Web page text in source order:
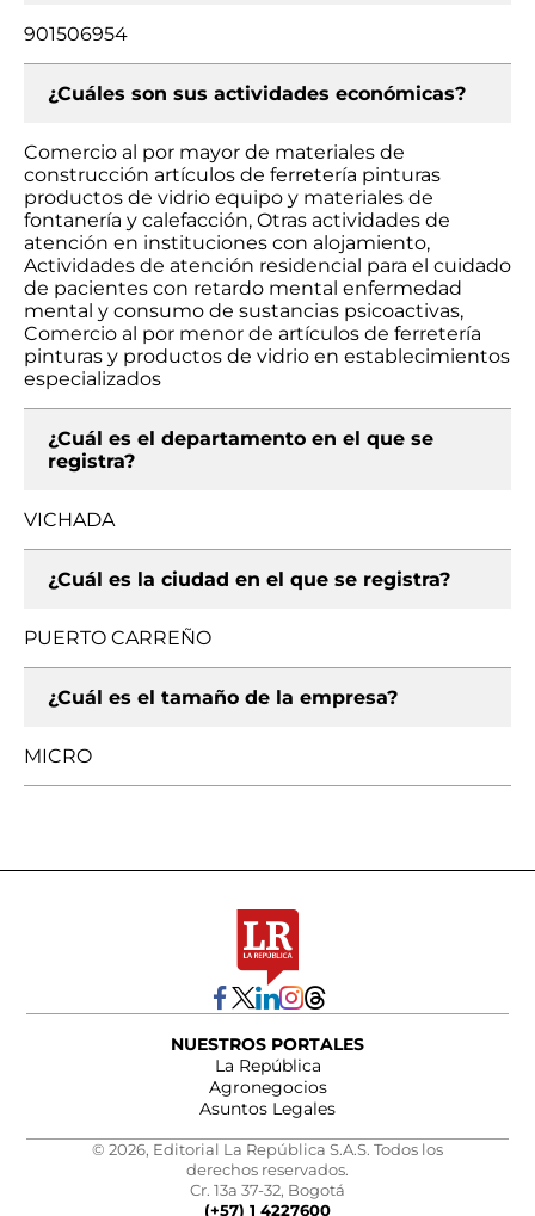
901506954
¿Cuáles son sus actividades económicas?
Comercio al por mayor de materiales de
construcción artículos de ferretería pinturas
productos de vidrio equipo y materiales de
fontanería y calefacción, Otras actividades de
atención en instituciones con alojamiento,
Actividades de atención residencial para el cuidado
de pacientes con retardo mental enfermedad
mental y consumo de sustancias psicoactivas,
Comercio al por menor de artículos de ferretería
pinturas y productos de vidrio en establecimientos
especializados
¿Cuál es el departamento en el que se
registra?
VICHADA
¿Cuál es la ciudad en el que se registra?
PUERTO CARREÑO
¿Cuál es el tamaño de la empresa?
MICRO
NUESTROS PORTALES
La República
Agronegocios
Asuntos Legales
© 2026, Editorial La República S.A.S. Todos los
derechos reservados.
Cr. 13a 37-32, Bogotá
(+57) 1 4227600